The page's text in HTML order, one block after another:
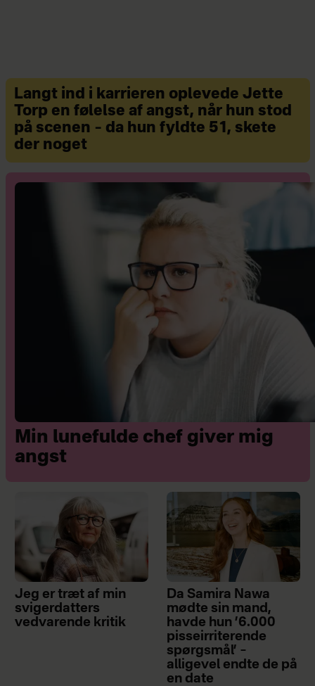
Alle får svar, og udvalgte breve
bringes anonymt i Hjemmet under
mærke.
Langt ind i karrieren oplevede Jette
Torp en følelse af angst, når hun stod
på scenen – da hun fyldte 51, skete
der noget
Min lunefulde chef giver mig
angst
Jeg er træt af min
svigerdatters
vedvarende kritik
Da Samira Nawa
mødte sin mand,
havde hun ’6.000
pisseirriterende
spørgsmål’ –
alligevel endte de på
en date